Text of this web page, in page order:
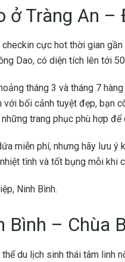
ở Tràng An –
cực hot thời gian
Dao, có diện tích lên tới
tháng 3 và tháng 7
với bối cảnh tuyệt đẹp, bạn
trang phục phù hợp
miễn phí, nhưng hãy lưu
tình và tốt bụng mỗi khi
Ninh Bình.
Bình – Chùa
du lịch sinh thái tâm linh